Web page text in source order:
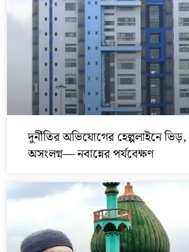
দুর্নীতির অভিযোগের হেল্পলাইনে
অসংলগ্ন— নবান্নের পর্যবেক্ষণ